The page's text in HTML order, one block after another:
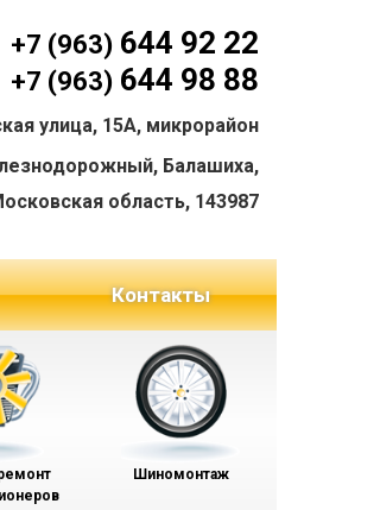
+7 (963) 644 92 22
+7 (963) 644 98 88
улица, 15А, микрорайон
Балашиха,
область, 143987
Контакты
Шиномонтаж